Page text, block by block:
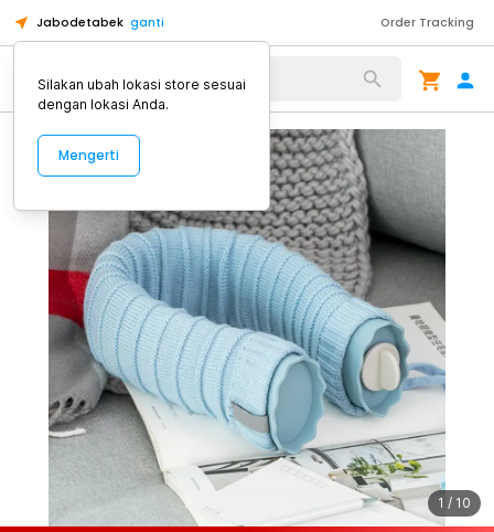
Jabodetabek ganti Order Tracking
Alat Kopi
1 / 10
Silakan ubah lokasi store sesuai
dengan lokasi Anda.
Mengerti